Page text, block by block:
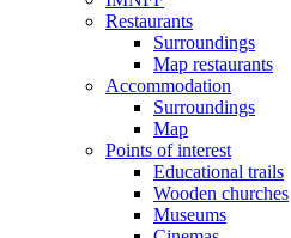
Restaurants
Surroundings
Map restaurants
Accommodation
Surroundings
Map
Points of interest
Educational trails
Wooden churches
Museums